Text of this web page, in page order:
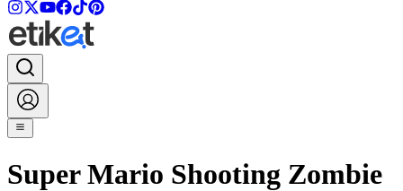
Super Mario Shooting Zombie